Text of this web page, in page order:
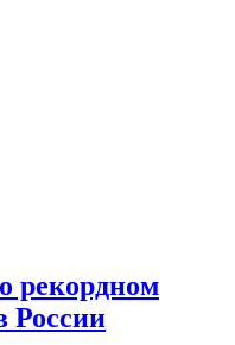
рекордном
России